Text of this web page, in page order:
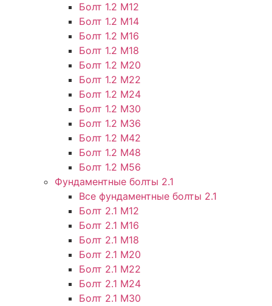
Болт 1.2 М12
Болт 1.2 М14
Болт 1.2 М16
Болт 1.2 М18
Болт 1.2 М20
Болт 1.2 М22
Болт 1.2 М24
Болт 1.2 М30
Болт 1.2 М36
Болт 1.2 М42
Болт 1.2 М48
Болт 1.2 М56
Фундаментные болты 2.1
Все фундаментные болты 2.1
Болт 2.1 М12
Болт 2.1 М16
Болт 2.1 М18
Болт 2.1 М20
Болт 2.1 М22
Болт 2.1 М24
Болт 2.1 М30